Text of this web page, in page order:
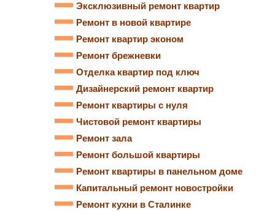
Эксклюзивный ремонт квартир
Ремонт в новой квартире
Ремонт квартир эконом
Ремонт брежневки
Отделка квартир под ключ
Дизайнерский ремонт квартир
Ремонт квартиры с нуля
Чистовой ремонт квартиры
Ремонт зала
Ремонт большой квартиры
Ремонт квартиры в панельном доме
Капитальный ремонт новостройки
Ремонт кухни в Сталинке